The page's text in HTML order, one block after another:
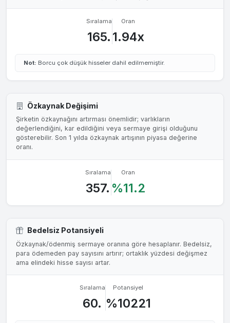
Sıralama
165.
Oran
1.94x
Not: Borcu çok düşük hisseler dahil edilmemiştir.
Özkaynak Değişimi
Şirketin özkaynağını artırması önemlidir; varlıkların
değerlendiğini, kar edildiğini veya sermaye girişi olduğunu
gösterebilir. Son 1 yılda özkaynak artışının piyasa değerine
oranı.
Sıralama
357.
Oran
%11.2
Bedelsiz Potansiyeli
Özkaynak/ödenmiş sermaye oranına göre hesaplanır. Bedelsiz,
para ödemeden pay sayısını artırır; ortaklık yüzdesi değişmez
ama elindeki hisse sayısı artar.
Sıralama
60.
Potansiyel
%10221